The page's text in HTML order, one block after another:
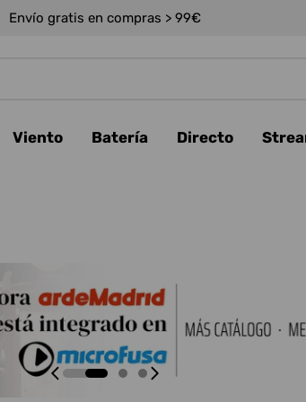
Envío gratis en compras > 99€
Viento Batería Directo